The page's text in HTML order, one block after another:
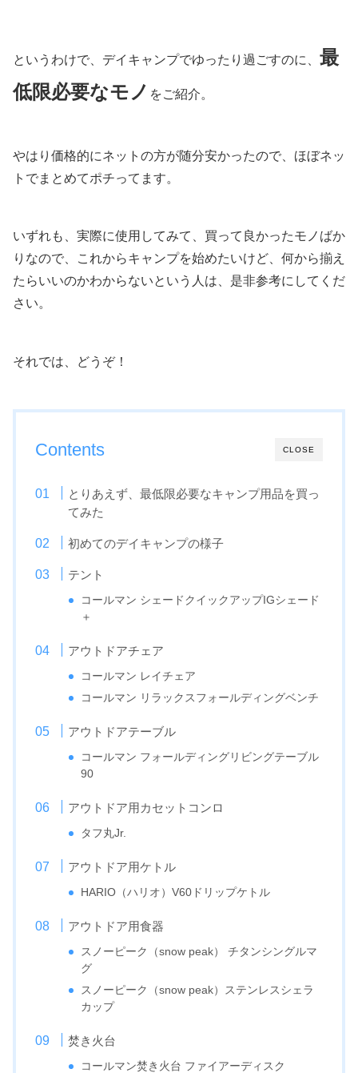
というわけで、デイキャンプでゆったり過ごすのに、 最
低限必要なモノ をご紹介。
やはり価格的にネットの方が随分安かったので、ほぼネッ
トでまとめてポチってます。
いずれも、実際に使用してみて、買って良かったモノばか
りなので、これからキャンプを始めたいけど、何から揃え
たらいいのかわからないという人は、是非参考にしてくだ
さい。
それでは、どうぞ！
CLOSE
Contents
とりあえず、最低限必要なキャンプ用品を買っ
てみた
初めてのデイキャンプの様子
テント
コールマン シェードクイックアップIGシェード
＋
アウトドアチェア
コールマン レイチェア
コールマン リラックスフォールディングベンチ
アウトドアテーブル
コールマン フォールディングリビングテーブル
90
アウトドア用カセットコンロ
タフ丸Jr.
アウトドア用ケトル
HARIO（ハリオ）V60ドリップケトル
アウトドア用食器
スノーピーク（snow peak） チタンシングルマ
グ
スノーピーク（snow peak）ステンレスシェラ
カップ
焚き火台
コールマン焚き火台 ファイアーディスク